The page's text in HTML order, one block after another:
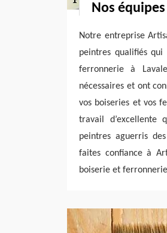
Nos
Notre entreprise
peintres qualifiés
ferronnerie à
nécessaires et ont
vos boiseries et vos
travail d’excellente
peintres aguerris
faites confiance à
boiserie et